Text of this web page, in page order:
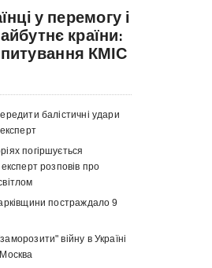
у перемогу і
країни:
КМІС
балістичні удари
погіршується
розповів про
постраждало 9
війну в Україні